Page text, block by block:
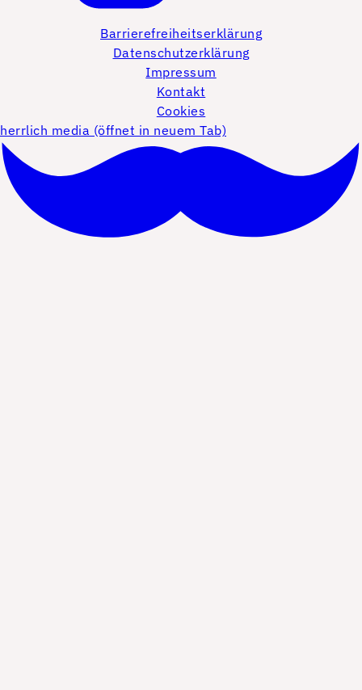
Barrierefreiheitserklärung
Datenschutzerklärung
Impressum
Kontakt
Cookies
herrlich media (öffnet in neuem Tab)